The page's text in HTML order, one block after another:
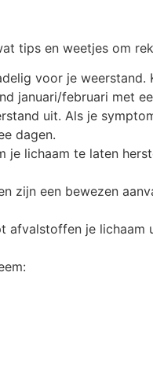
tips en weetjes om
voor je
januari/februari met
uit. Als je
dagen.
je lichaam te laten
zijn een bewezen
afvalstoffen je